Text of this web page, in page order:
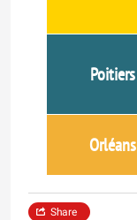
Poitiers
Orléans
Share